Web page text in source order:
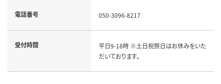
電話番号 050-3096-8217
受付時間
平日9-18時 ※土日祝祭日はお休みをいた
だいております。